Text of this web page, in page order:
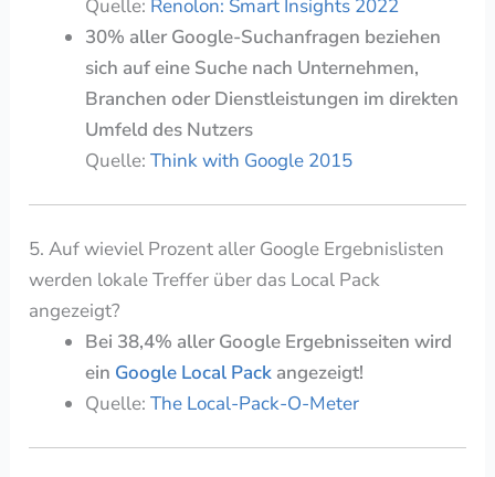
Quelle: Renolon: Smart Insights 2022
30% aller Google-Suchanfragen beziehen
sich auf eine Suche nach Unternehmen,
Branchen oder Dienstleistungen im direkten
Umfeld des Nutzers
Quelle:Think with Google 2015
5. Auf wieviel Prozent aller Google Ergebnislisten
werden lokale Treffer über das Local Pack
angezeigt?
Bei 38,4% aller Google Ergebnisseiten wird
ein Google Local Pack angezeigt!
Quelle:The Local-Pack-O-Meter